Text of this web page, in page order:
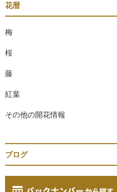
花暦
梅
桜
藤
紅葉
その他の開花情報
ブログ